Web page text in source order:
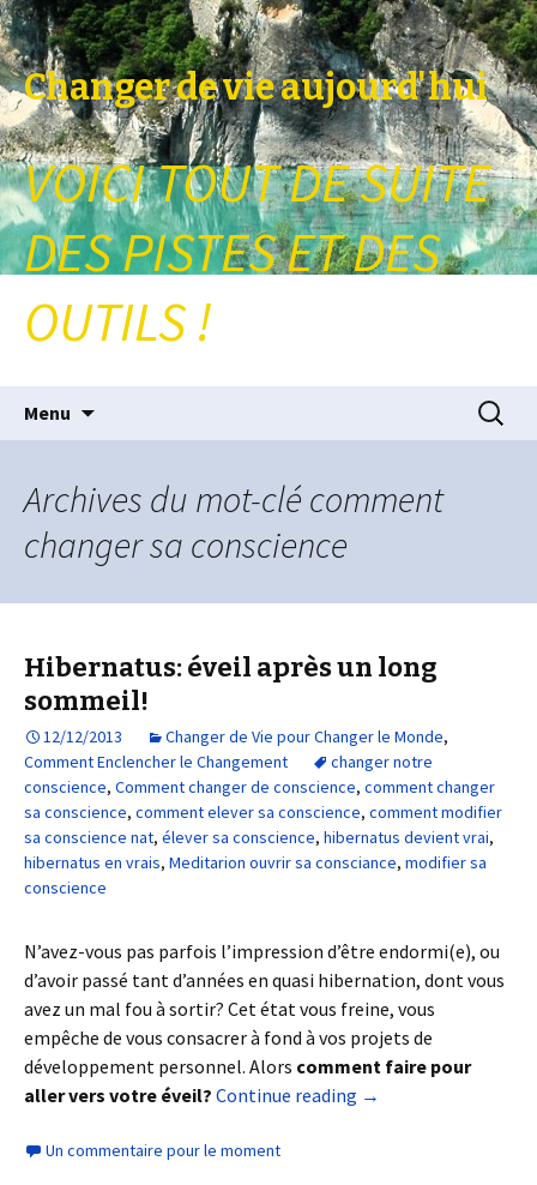
Changer de vie aujourd'hui
VOICI TOUT DE SUITE
DES PISTES ET DES
OUTILS !
Menu
Archives du mot-clé comment
changer sa conscience
Hibernatus: éveil après un long
sommeil!
12/12/2013 Changer de Vie pour Changer le Monde,
Comment Enclencher le Changement
changer notre
conscience, Comment changer de conscience, comment changer
sa conscience, comment elever sa conscience, comment modifier
sa conscience nat, élever sa conscience, hibernatus devient vrai,
hibernatus en vrais, Meditarion ouvrir sa consciance, modifier sa
conscience
N’avez-vous pas parfois l’impression d’être endormi(e), ou
d’avoir passé tant d’années en quasi hibernation, dont vous
avez un mal fou à sortir? Cet état vous freine, vous
empêche de vous consacrer à fond à vos projets de
développement personnel. Alors comment faire pour
aller vers votre éveil? Continue reading →
Un commentaire pour le moment